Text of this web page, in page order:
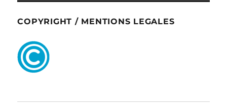
COPYRIGHT / MENTIONS LEGALES